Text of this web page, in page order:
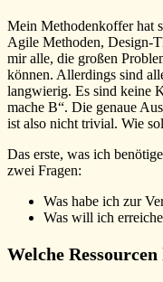
Mein Methodenkoffer hat
Agile Methoden, Design-
mir alle, die großen
können. Allerdings sind
langwierig. Es sind keine
mache B“. Die genaue
ist also nicht trivial. Wie
Das erste, was ich
zwei Fragen:
Was habe ich zur
Was will ich
Welche